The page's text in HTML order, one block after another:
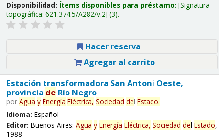
Disponibilidad: Ítems disponibles para préstamo: Signatura
topográfica: 621.374.5/A282/v.2 (3).
Hacer reserva
Agregar al carrito
Estación transformadora San Antoni Oeste,
provincia deRío Negro
por Agua y Energía Eléctrica, Sociedad del Estado.
Idioma: Español
Editor: Buenos Aires: Agua y Energía Eléctrica, Sociedad del Estado,
1988